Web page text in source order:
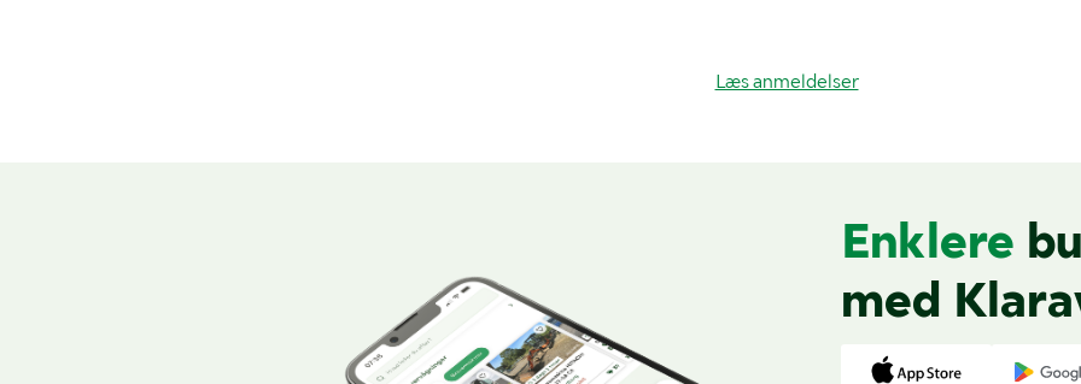
Læs anmeldelser
Enklere
med